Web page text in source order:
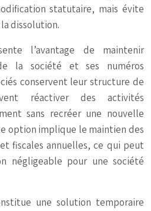
statutaire, mais évite
dissolution.
l’avantage de maintenir
la société et ses numéros
conservent leur structure de
réactiver des activités
sans recréer une nouvelle
option implique le maintien des
fiscales annuelles, ce qui peut
négligeable pour une société
une solution temporaire